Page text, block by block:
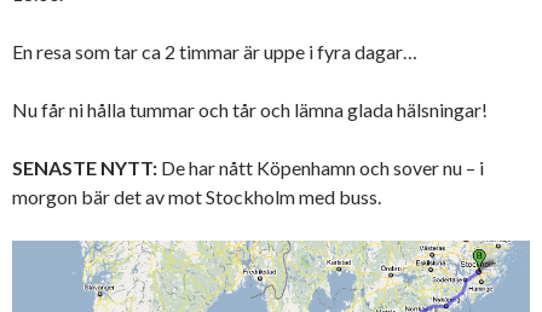
En resa som tar ca 2 timmar är uppe i fyra dagar…
Nu får ni hålla tummar och tår och lämna glada hälsningar!
SENASTE NYTT: De har nått Köpenhamn och sover nu – i
morgon bär det av mot Stockholm med buss.